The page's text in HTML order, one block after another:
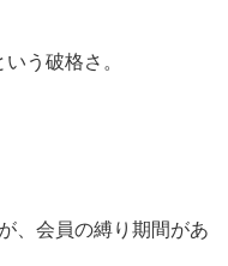
う破格さ。
、会員の縛り期間があ